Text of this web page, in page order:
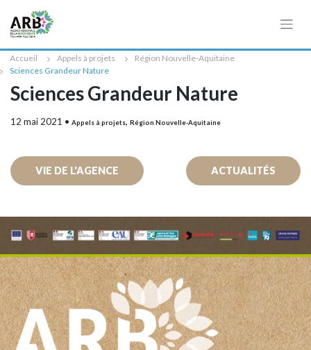
Accueil Appels à projets
Région Nouvelle-Aquitaine
Sciences Grandeur Nature
Sciences Grandeur Nature
12 mai 2021 • Appels à projets, Région Nouvelle-Aquitaine
VIE DE L'AGENCE ACTUALITÉS